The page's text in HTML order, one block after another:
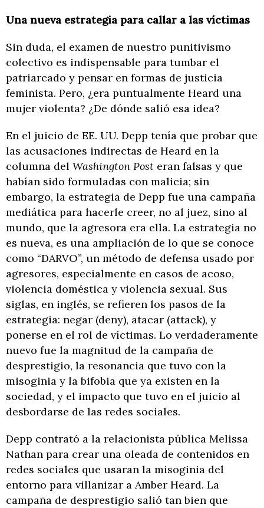
Una nueva estrategia para callar a las víctimas
Sin duda, el examen de nuestro punitivismo
colectivo es indispensable para tumbar el
patriarcado y pensar en formas de justicia
feminista. Pero, ¿era puntualmente Heard una
mujer violenta? ¿De dónde salió esa idea?
En el juicio de EE. UU. Depp tenía que probar que
las acusaciones indirectas de Heard en la
columna del Washington Post eran falsas y que
habían sido formuladas con malicia; sin
embargo, la estrategia de Depp fue una campaña
mediática para hacerle creer, no al juez, sino al
mundo, que la agresora era ella. La estrategia no
es nueva, es una ampliación de lo que se conoce
como “DARVO”, un método de defensa usado por
agresores, especialmente en casos de acoso,
violencia doméstica y violencia sexual. Sus
siglas, en inglés, se refieren los pasos de la
estrategia: negar (deny), atacar (attack), y
ponerse en el rol de víctimas. Lo verdaderamente
nuevo fue la magnitud de la campaña de
desprestigio, la resonancia que tuvo con la
misoginia y la bifobia que ya existen en la
sociedad, y el impacto que tuvo en el juicio al
desbordarse de las redes sociales.
Depp contrató a la relacionista pública Melissa
Nathan para crear una oleada de contenidos en
redes sociales que usaran la misoginia del
entorno para villanizar a Amber Heard. La
campaña de desprestigio salió tan bien que